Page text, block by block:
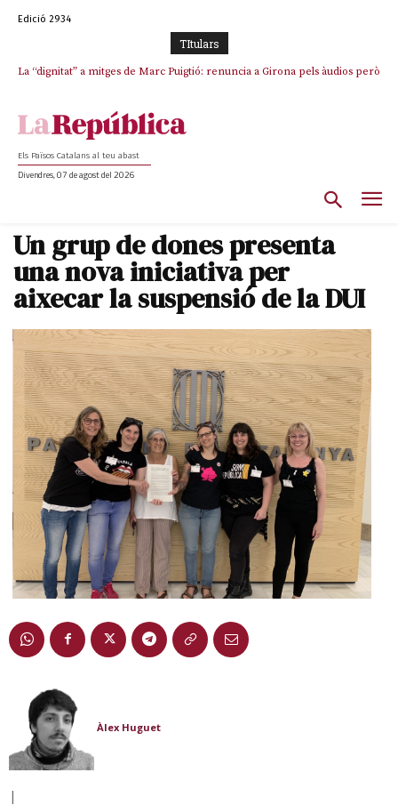
Edició 2934
TItulars
La “dignitat” a mitges de Marc Puigtió: renuncia a Girona pels àudios però
Els Països Catalans al teu abast
Divendres, 07 de agost del 2026
Un grup de dones presenta
una nova iniciativa per
aixecar la suspensió de la DUI
Àlex Huguet
|